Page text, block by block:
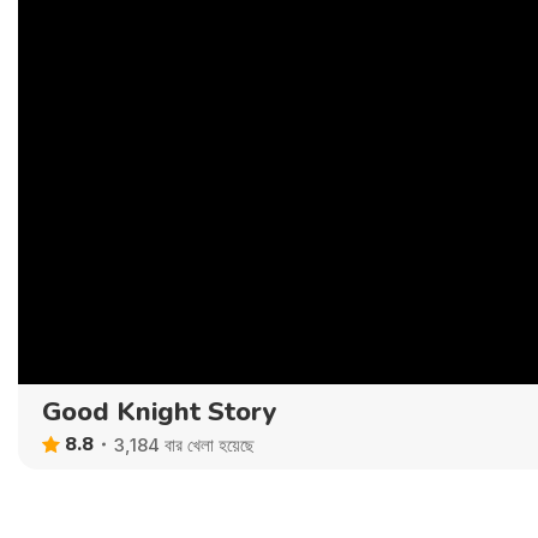
Good Knight Story
8.8 3,184 বার খেলা হয়েছে